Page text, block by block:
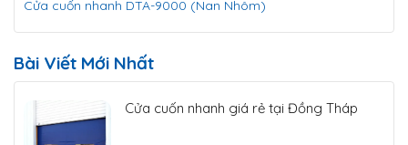
Cửa cuốn nhanh DTA-9000 (Nan Nhôm)
Bài Viết Mới Nhất
Cửa cuốn nhanh giá rẻ tại Đồng Tháp